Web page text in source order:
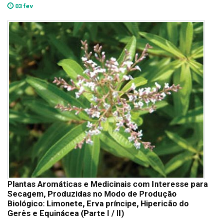
03 fev
Plantas Aromáticas e Medicinais com Interesse para
Secagem, Produzidas no Modo de Produção
Biológico: Limonete, Erva príncipe, Hipericão do
Gerês e Equinácea (Parte I / II)